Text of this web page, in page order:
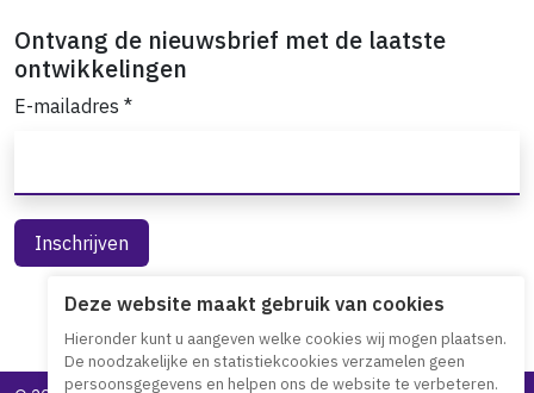
Ontvang de nieuwsbrief met de laatste
ontwikkelingen
E-mailadres *
Deze website maakt gebruik van cookies
Hieronder kunt u aangeven welke cookies wij mogen plaatsen.
De noodzakelijke en statistiekcookies verzamelen geen
persoonsgegevens en helpen ons de website te verbeteren.